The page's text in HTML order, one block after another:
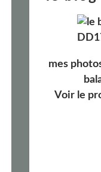
mes
Voir le